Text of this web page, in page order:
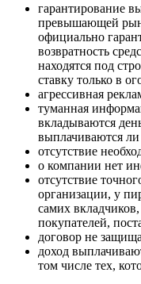
гарантирование
превышающей
официально
возвратность
находятся под
ставку только в
агрессивная
туманная
вкладываются
выплачиваются
отсутствие
о компании нет
отсутствие
организации, у
самих
покупателей,
договор не
доход
том числе тех,